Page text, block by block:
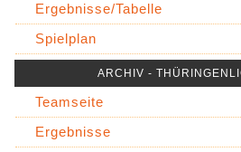
Ergebnisse/Tabelle
Spielplan
ARCHIV -
Teamseite
Ergebnisse